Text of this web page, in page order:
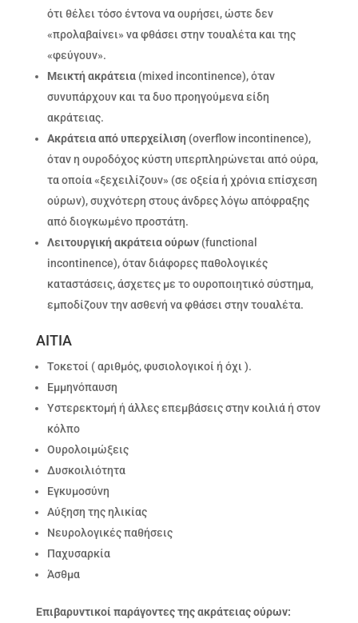
ότι θέλει τόσο έντονα να ουρήσει, ώστε δεν
«προλαβαίνει» να φθάσει στην τουαλέτα και της
«φεύγουν».
Μεικτή ακράτεια(mixed incontinence), όταν
συνυπάρχουν και τα δυο προηγούμενα είδη
ακράτειας.
Ακράτεια από υπερχείλιση(overflow incontinence),
όταν η ουροδόχος κύστη υπερπληρώνεται από ούρα,
τα οποία «ξεχειλίζουν» (σε οξεία ή χρόνια επίσχεση
ούρων), συχνότερη στους άνδρες λόγω απόφραξης
από διογκωμένο προστάτη.
Λειτουργική ακράτεια ούρων(functional
incontinence), όταν διάφορες παθολογικές
καταστάσεις, άσχετες με το ουροποιητικό σύστημα,
εμποδίζουν την ασθενή να φθάσει στην τουαλέτα.
ΑΙΤΙΑ
Τοκετοί ( αριθμός, φυσιολογικοί ή όχι ).
Εμμηνόπαυση
Υστερεκτομή ή άλλες επεμβάσεις στην κοιλιά ή στον
κόλπο
Ουρολοιμώξεις
Δυσκοιλιότητα
Εγκυμοσύνη
Αύξηση της ηλικίας
Νευρολογικές παθήσεις
Παχυσαρκία
Άσθμα
Επιβαρυντικοί παράγοντες της ακράτειας ούρων: